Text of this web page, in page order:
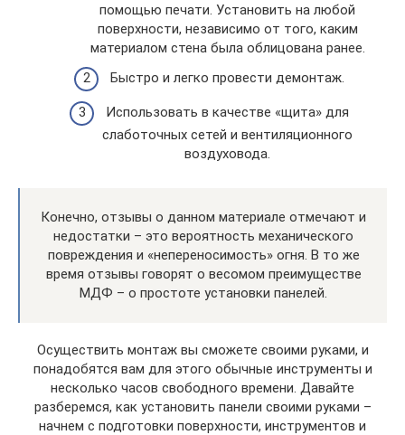
помощью печати. Установить на любой
поверхности, независимо от того, каким
материалом стена была облицована ранее.
Быстро и легко провести демонтаж.
Использовать в качестве «щита» для
слаботочных сетей и вентиляционного
воздуховода.
Конечно, отзывы о данном материале отмечают и
недостатки – это вероятность механического
повреждения и «непереносимость» огня. В то же
время отзывы говорят о весомом преимуществе
МДФ – о простоте установки панелей.
Осуществить монтаж вы сможете своими руками, и
понадобятся вам для этого обычные инструменты и
несколько часов свободного времени. Давайте
разберемся, как установить панели своими руками –
начнем с подготовки поверхности, инструментов и